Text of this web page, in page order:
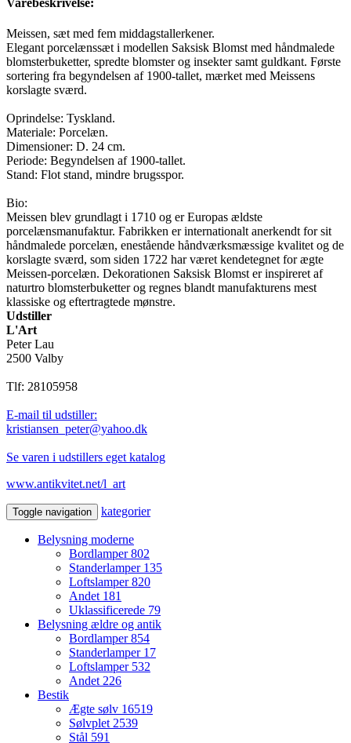
Varebeskrivelse:
Meissen, sæt med fem middagstallerkener.
Elegant porcelænssæt i modellen Saksisk Blomst med håndmalede
blomsterbuketter, spredte blomster og insekter samt guldkant. Første
sortering fra begyndelsen af 1900-tallet, mærket med Meissens
korslagte sværd.
Oprindelse: Tyskland.
Materiale: Porcelæn.
Dimensioner: D. 24 cm.
Periode: Begyndelsen af 1900-tallet.
Stand: Flot stand, mindre brugsspor.
Bio:
Meissen blev grundlagt i 1710 og er Europas ældste
porcelænsmanufaktur. Fabrikken er internationalt anerkendt for sit
håndmalede porcelæn, enestående håndværksmæssige kvalitet og de
korslagte sværd, som siden 1722 har været kendetegnet for ægte
Meissen-porcelæn. Dekorationen Saksisk Blomst er inspireret af
naturtro blomsterbuketter og regnes blandt manufakturens mest
klassiske og eftertragtede mønstre.
Udstiller
L'Art
Peter Lau
2500 Valby
Tlf: 28105958
E-mail til udstiller:
kristiansen_peter@yahoo.dk
Se varen i udstillers eget katalog
www.antikvitet.net/l_art
Toggle navigation kategorier
Belysning moderne
Bordlamper802
Standerlamper 135
Loftslamper820
Andet 181
Uklassificerede 79
Belysning ældre og antik
Bordlamper854
Standerlamper 17
Loftslamper 532
Andet226
Bestik
Ægte sølv 16519
Sølvplet2539
Stål 591